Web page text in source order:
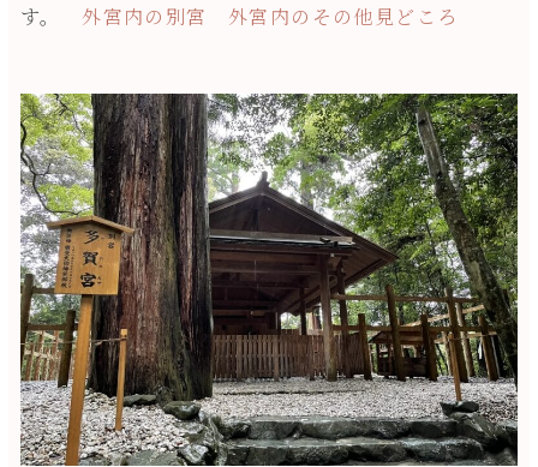
す。 外宮内の別宮 外宮内のその他見どころ